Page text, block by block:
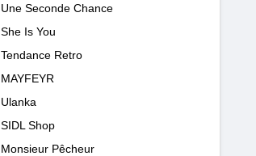
Une Seconde Chance
She Is You
Tendance Retro
MAYFEYR
Ulanka
SIDL Shop
Monsieur Pêcheur